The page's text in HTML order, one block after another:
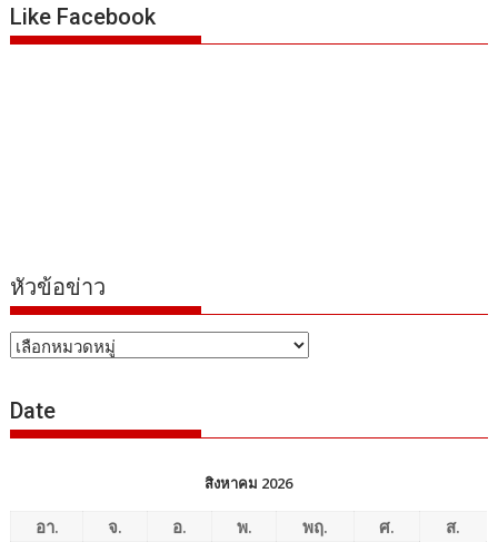
Like Facebook
หัวข้อข่าว
หัวข้อ
Date
สิงหาคม 2026
อา. จ. อ. พ. พฤ. ศ.
ส.